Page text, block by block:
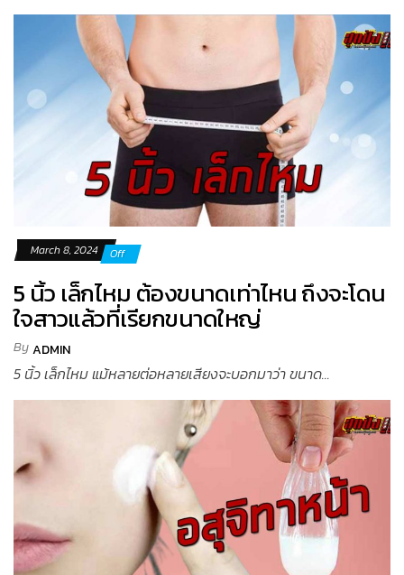
March 8, 2024 Off
5 นิ้ว เล็กไหม ต้องขนาดเท่าไหน ถึงจะโดน
ใจสาวแล้วที่เรียกขนาดใหญ่
ByADMIN
5 นิ้ว เล็กไหม แม้หลายต่อหลายเสียงจะบอกมาว่า ขนาด...